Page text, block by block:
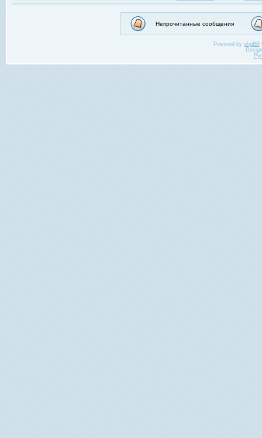
Непрочитанные сообщения
Powered by phpBB